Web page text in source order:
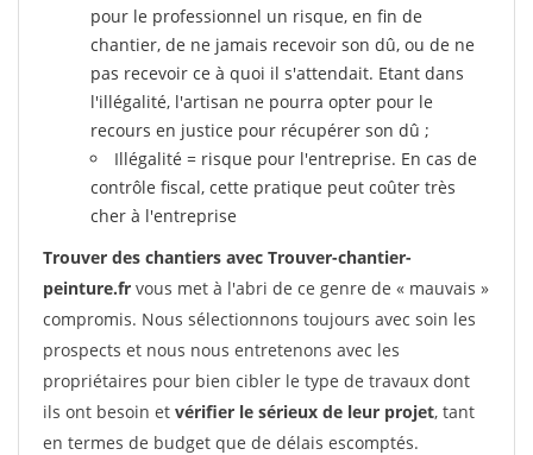
pour le professionnel un risque, en fin de
chantier, de ne jamais recevoir son dû, ou de ne
pas recevoir ce à quoi il s'attendait. Etant dans
l'illégalité, l'artisan ne pourra opter pour le
recours en justice pour récupérer son dû ;
Illégalité = risque pour l'entreprise. En cas de
contrôle fiscal, cette pratique peut coûter très
cher à l'entreprise
Trouver des chantiers avec Trouver-chantier-
peinture.fr vous met à l'abri de ce genre de « mauvais »
compromis. Nous sélectionnons toujours avec soin les
prospects et nous nous entretenons avec les
propriétaires pour bien cibler le type de travaux dont
ils ont besoin et vérifier le sérieux de leur projet, tant
en termes de budget que de délais escomptés.